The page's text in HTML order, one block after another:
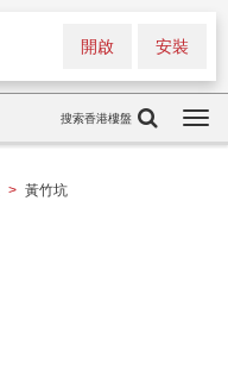
安裝
開啟
搜索香港樓盤
> 黃竹坑